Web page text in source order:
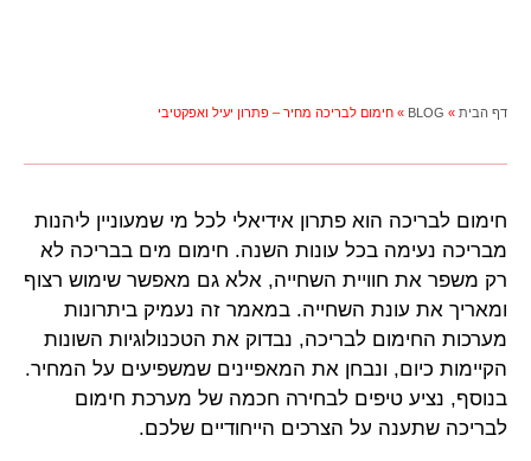
דף הבית »
BLOG
» חימום לבריכה מחיר – פתרון יעיל ואפקטיבי
חימום לבריכה הוא פתרון אידיאלי לכל מי שמעוניין ליהנות
מבריכה נעימה בכל עונות השנה. חימום מים בבריכה לא
רק משפר את חוויית השחייה, אלא גם מאפשר שימוש רצוף
ומאריך את עונת השחייה. במאמר זה נעמיק ביתרונות
מערכות החימום לבריכה, נבדוק את הטכנולוגיות השונות
הקיימות כיום, ונבחן את המאפיינים שמשפיעים על המחיר.
בנוסף, נציע טיפים לבחירה חכמה של מערכת חימום
לבריכה שתענה על הצרכים הייחודיים שלכם.